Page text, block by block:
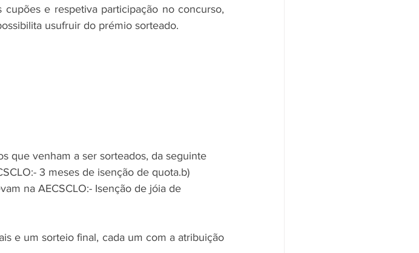
e respetiva participação no concurso,
usufruir do prémio sorteado.
que venham a ser sorteados, da seguinte
3 meses de isenção de quota.b)
na AECSCLO:- Isenção de jóia de
e um sorteio final, cada um com a atribuição